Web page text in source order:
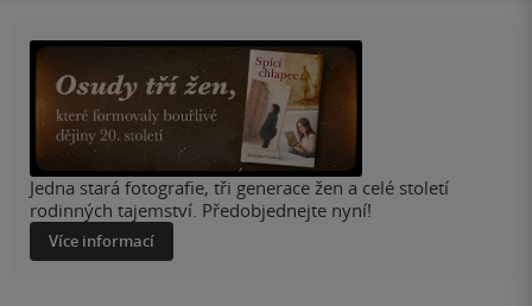
Jedna stará fotografie, tři generace žen a celé století
rodinných tajemství. Předobjednejte nyní!
Více informací